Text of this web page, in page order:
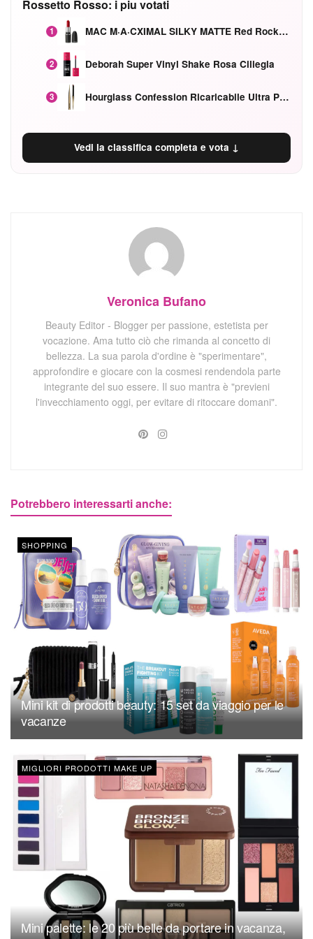
Rossetto Rosso: i piu votati
1 MAC M·A·CXIMAL SILKY MATTE Red Rock mat
2 Deborah Super Vinyl Shake Rosa Ciliegia
3 Hourglass Confession Ricaricabile Ultra Preciso Ad Alta Intensità Secretly Classic Red
Vedi la classifica completa e vota ↓
Veronica Bufano
Beauty Editor - Blogger per passione, estetista per
vocazione. Ama tutto ciò che rimanda al concetto di
bellezza. La sua parola d'ordine è "sperimentare",
approfondire e giocare con la cosmesi rendendola parte
integrante del suo essere. Il suo mantra è "previeni
l'invecchiamento oggi, per evitare di ritoccare domani".
Potrebbero interessarti anche:
SHOPPING
Mini kit di prodotti beauty: 15 set da viaggio per le
vacanze
MIGLIORI PRODOTTI MAKE UP
Mini palette: le 20 più belle da portare in vacanza,